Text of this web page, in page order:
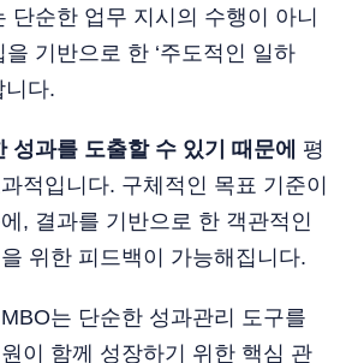
단순한 업무 지시의 수행이 아니
기반으로 한 ‘주도적인 일하
니다.
성과를 도출할 수 있기 때문에 평
적입니다. 구체적인 목표 기준이
, 결과를 기반으로 한 객관적인
위한 피드백이 가능해집니다.
는 단순한 성과관리 도구를
이 함께 성장하기 위한 핵심 관